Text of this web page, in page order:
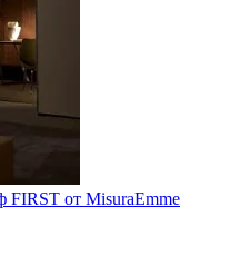
от MisuraEmme